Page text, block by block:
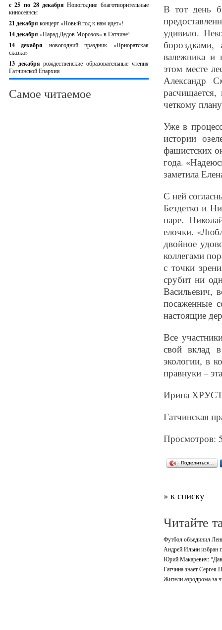
c 25 по 28 декабряНовогодние благотворительные
киносеансы
21 декабря концерт «Новый год к нам идет»!
14 декабря «Парад Дедов Морозов» в Гатчине!
14 декабря новогодний праздник «Приоратская
сказка»
13 декабрярождественские образовательные чтения
Гатчинской Епархии
Самое читаемое
В тот день
удивило.
валежника и
этом месте
Александр
четкому
Уже в
истории
фашистских
года.
заметила
С ней
Бездетко и
паре.
елочки.
двойное
коллегами
с точки
срубит ни
Васильевич,
посаженные
настоящие
Все
свой вклад
экологии, в
правнуки –
Ирина
Гатчинская
Просмотров:
Поделиться…
» к списку
Читайте
Футбол объединил
Андрей Ильин избран
Юрий Макаревич:
Гатчина знает Сергея
Жители аэродрома за